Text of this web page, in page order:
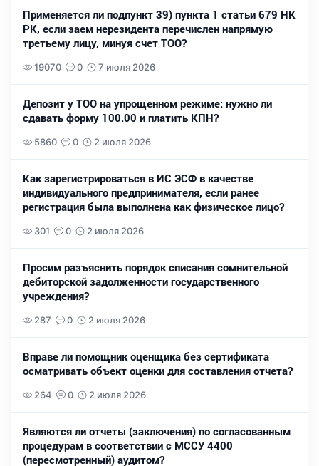
Применяется ли подпункт 39) пункта 1 статьи 679 НК
РК, если заем нерезидента перечислен напрямую
третьему лицу, минуя счет ТОО?
19070 0 7 июля 2026
Депозит у ТОО на упрощенном режиме: нужно ли
сдавать форму 100.00 и платить КПН?
5860 0 2 июля 2026
Как зарегистрироваться в ИС ЭСФ в качестве
индивидуального предпринимателя, если ранее
регистрация была выполнена как физическое лицо?
301 0 2 июля 2026
Просим разъяснить порядок списания сомнительной
дебиторской задолженности государственного
учреждения?
287 0 2 июля 2026
Вправе ли помощник оценщика без сертификата
осматривать объект оценки для составления отчета?
264 0 2 июля 2026
Являются ли отчеты (заключения) по согласованным
процедурам в соответствии с МССУ 4400
(пересмотренный) аудитом?